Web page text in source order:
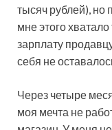
тысяч рублей), но
мне этого
зарплату
себя не
Через четыре
моя мечта не